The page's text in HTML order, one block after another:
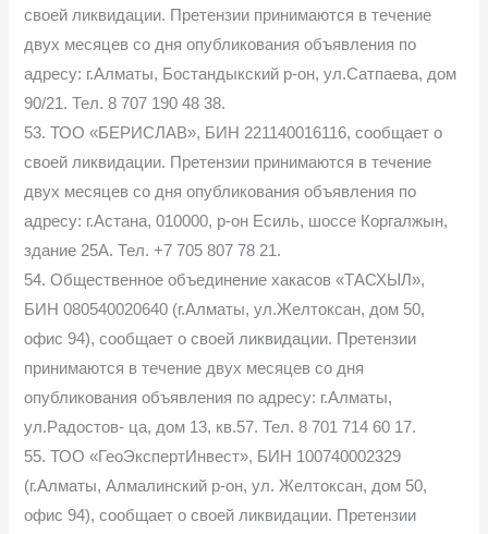
своей ликвидации. Претензии принимаются в течение
двух месяцев со дня опубликования объявления по
адресу: г.Алматы, Бостандыкский р-он, ул.Сатпаева, дом
90/21. Тел. 8 707 190 48 38.
53. ТОО «БЕРИСЛАВ», БИН 221140016116, сообщает о
своей ликвидации. Претензии принимаются в течение
двух месяцев со дня опубликования объявления по
адресу: г.Астана, 010000, р-он Есиль, шоссе Коргалжын,
здание 25А. Тел. +7 705 807 78 21.
54. Общественное объединение хакасов «ТАСХЫЛ»,
БИН 080540020640 (г.Алматы, ул.Желтоксан, дом 50,
офис 94), сообщает о своей ликвидации. Претензии
принимаются в течение двух месяцев со дня
опубликования объявления по адресу: г.Алматы,
ул.Радостов- ца, дом 13, кв.57. Тел. 8 701 714 60 17.
55. ТОО «ГеоЭкспертИнвест», БИН 100740002329
(г.Алматы, Алмалинский р-он, ул. Желтоксан, дом 50,
офис 94), сообщает о своей ликвидации. Претензии